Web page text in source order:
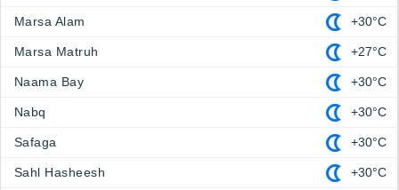
Marsa Alam +30°C
Marsa Matruh +27°C
Naama Bay +30°C
Nabq +30°C
Safaga +30°C
Sahl Hasheesh +30°C